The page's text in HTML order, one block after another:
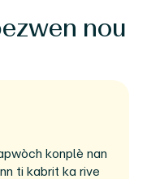
nou
konplè nan
ti kabrit ka rive